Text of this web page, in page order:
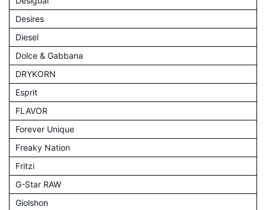
Desires
Diesel
Dolce & Gabbana
DRYKORN
Esprit
FLAVOR
Forever Unique
Freaky Nation
Fritzi
G-Star RAW
Giolshon